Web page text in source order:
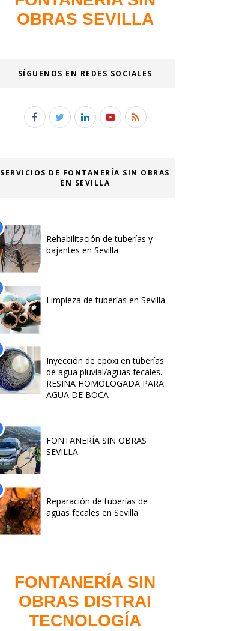
OBRAS SEVILLA
SÍGUENOS EN REDES SOCIALES
SERVICIOS DE FONTANERÍA SIN OBRAS
EN SEVILLA
Rehabilitación de tuberías y
bajantes en Sevilla
Limpieza de tuberías en Sevilla
Inyección de epoxi en tuberías
de agua pluvial/aguas fecales.
RESINA HOMOLOGADA PARA
AGUA DE BOCA
FONTANERÍA SIN OBRAS
SEVILLA
Reparación de tuberías de
aguas fecales en Sevilla
FONTANERÍA SIN
OBRAS DISTRAI
TECNOLOGÍA